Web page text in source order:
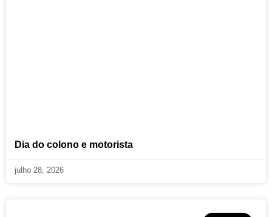
Dia do colono e motorista
julho 28, 2026